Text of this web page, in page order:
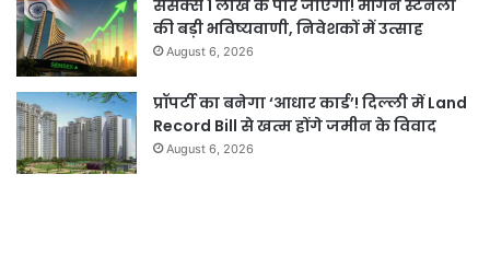
सेंसेक्स 1 लाख के पार जाएगा! मॉर्गन स्टेनली
की बड़ी भविष्यवाणी, निवेशकों में उत्साह
August 6, 2026
प्रॉपर्टी का बनेगा ‘आधार कार्ड’! दिल्ली में Land
Record Bill से खत्म होंगे जमीन के विवाद
August 6, 2026